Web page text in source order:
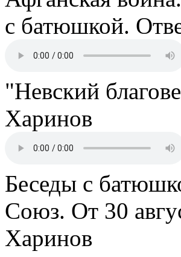
с батюшкой.
"Невский
Харинов
Беседы с
Союз. От 30
Харинов